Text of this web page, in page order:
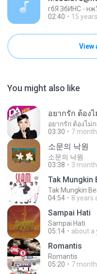
гбЯ ЗбИНС -
02:40
15
View
You might also like
03:30
7
소문의 낙원
소문의 낙원
03:38
3
Tak Mungkin
Tak Mungkin
04:54
8 years
Sampai Hati
Sampai Hati
05:14
about a
Romantis
Romantis
05:20
7